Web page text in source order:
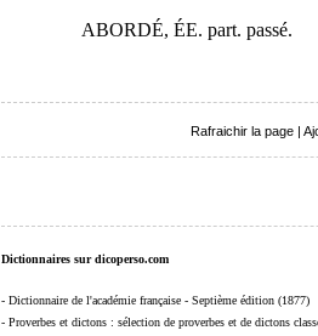
ABORDÉ, ÉE. part. passé.
Rafraichir la page
Dictionnaires sur dicoperso.com
- Dictionnaire de l'académie française - Septième édition (1877)
- Proverbes et dictons : sélection de proverbes et de dictons